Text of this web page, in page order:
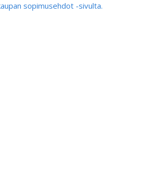
sopimusehdot -sivulta.